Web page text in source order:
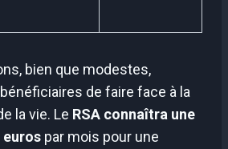
bien que modestes,
de faire face à la
la vie. Le RSA connaîtra une
euros par mois pour une